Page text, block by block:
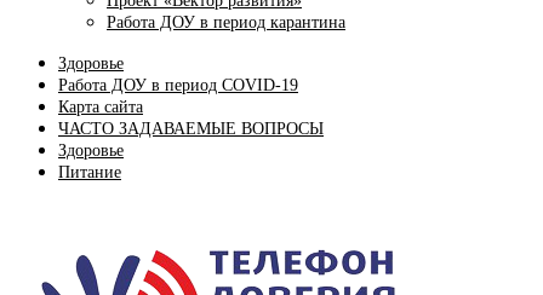
Работа ДОУ в период карантина
Здоровье
Работа ДОУ в период COVID-19
Карта сайта
ЧАСТО ЗАДАВАЕМЫЕ ВОПРОСЫ
Здоровье
Питание